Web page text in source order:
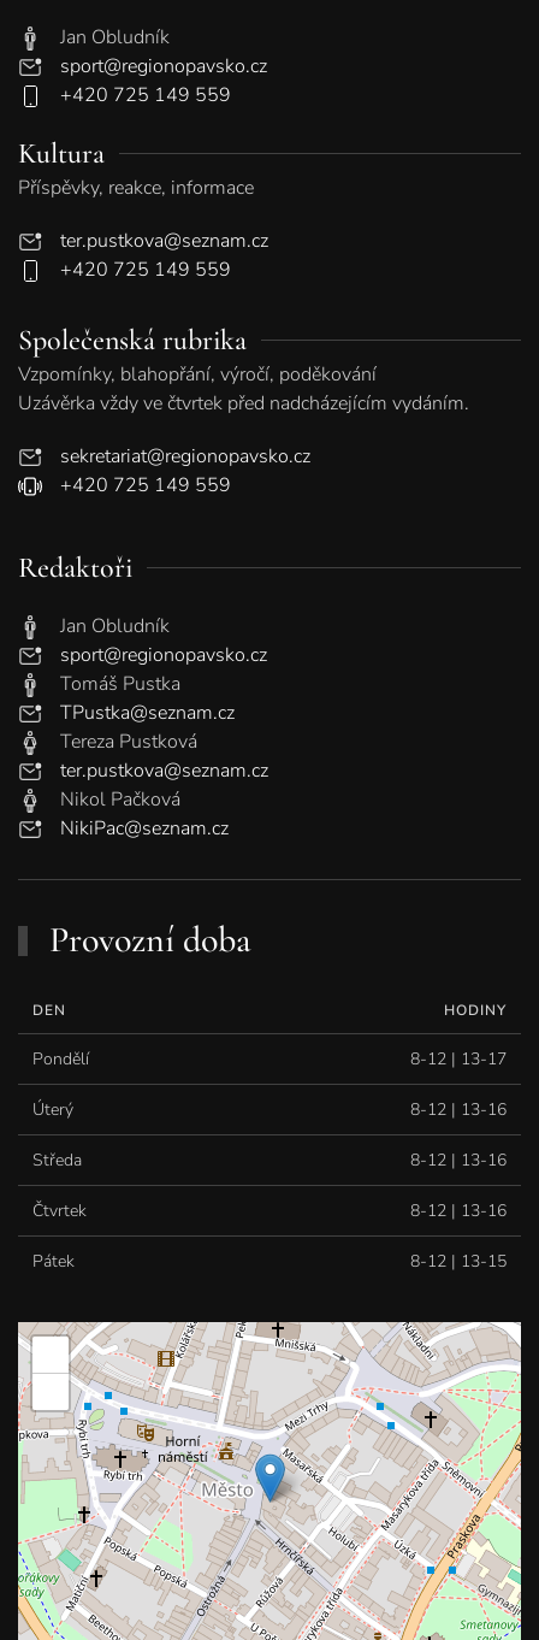
Jan Obludník
sport@regionopavsko.cz
+420 725 149 559
Kultura
Příspěvky, reakce, informace
ter.pustkova@seznam.cz
+420 725 149 559
Společenská rubrika
Vzpomínky, blahopřání, výročí, poděkování
Uzávěrka vždy ve čtvrtek před nadcházejícím vydáním.
sekretariat@regionopavsko.cz
+420 725 149 559
Redaktoři
Jan Obludník
sport@regionopavsko.cz
Tomáš Pustka
TPustka@seznam.cz
Tereza Pustková
ter.pustkova@seznam.cz
Nikol Pačková
NikiPac@seznam.cz
Provozní doba
DEN HODINY
Pondělí 8-12 | 13-17
Úterý 8-12 | 13-16
Středa 8-12 | 13-16
Čtvrtek 8-12 | 13-16
Pátek 8-12 | 13-15